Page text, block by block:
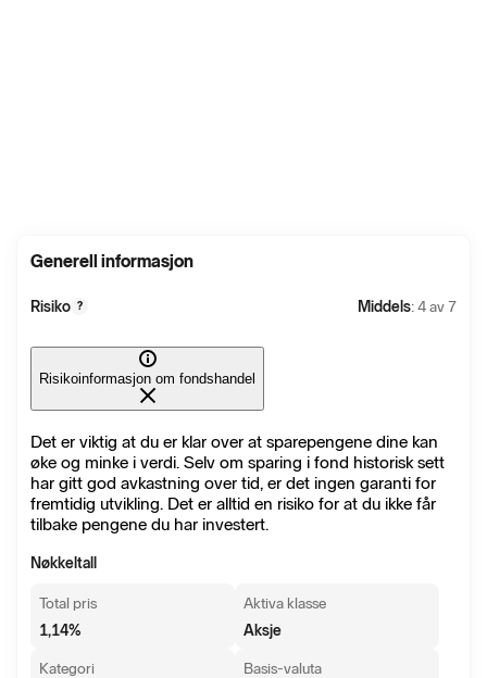
Generell informasjon
Risiko ? Middels: 4 av 7
Risikoinformasjon om fondshandel
Det er viktig at du er klar over at sparepengene dine kan
øke og minke i verdi. Selv om sparing i fond historisk sett
har gitt god avkastning over tid, er det ingen garanti for
fremtidig utvikling. Det er alltid en risiko for at du ikke får
tilbake pengene du har investert.
Nøkkeltall
Total pris
1,14%
Aktiva klasse
Aksje
Kategori
Basis-valuta